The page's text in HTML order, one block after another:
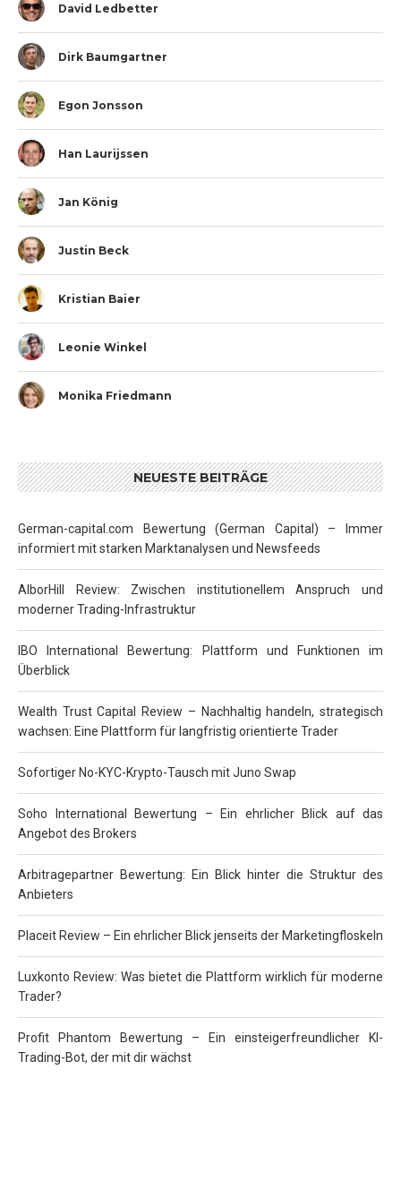
David Ledbetter
Dirk Baumgartner
Egon Jonsson
Han Laurijssen
Jan König
Justin Beck
Kristian Baier
Leonie Winkel
Monika Friedmann
NEUESTE BEITRÄGE
German-capital.com Bewertung (German Capital) – Immer
informiert mit starken Marktanalysen und Newsfeeds
AlborHill Review: Zwischen institutionellem Anspruch und
moderner Trading-Infrastruktur
IBO International Bewertung: Plattform und Funktionen im
Überblick
Wealth Trust Capital Review – Nachhaltig handeln, strategisch
wachsen: Eine Plattform für langfristig orientierte Trader
Sofortiger No-KYC-Krypto-Tausch mit Juno Swap
Soho International Bewertung – Ein ehrlicher Blick auf das
Angebot des Brokers
Arbitragepartner Bewertung: Ein Blick hinter die Struktur des
Anbieters
Placeit Review – Ein ehrlicher Blick jenseits der Marketingfloskeln
Luxkonto Review: Was bietet die Plattform wirklich für moderne
Trader?
Profit Phantom Bewertung – Ein einsteigerfreundlicher KI-
Trading-Bot, der mit dir wächst